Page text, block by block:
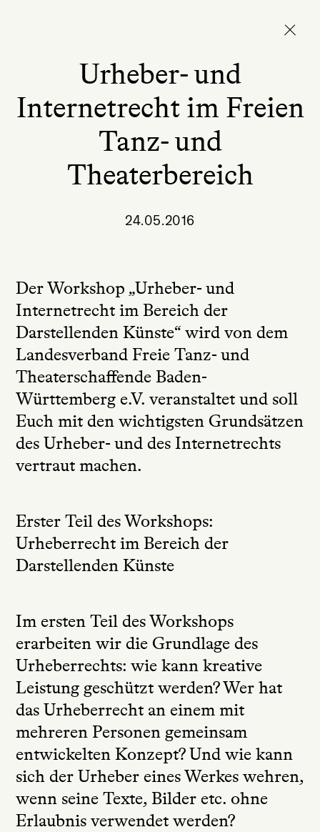
Urheber- und
Internetrecht im Freien
Tanz- und
Theaterbereich
24.05.2016
Der Workshop „Urheber- und
Internetrecht im Bereich der
Darstellenden Künste“ wird von dem
Landesverband Freie Tanz- und
Theaterschaffende Baden-
Württemberg e.V. veranstaltet und soll
Euch mit den wichtigsten Grundsätzen
des Urheber- und des Internetrechts
vertraut machen.
Erster Teil des Workshops:
Urheberrecht im Bereich der
Darstellenden Künste
Im ersten Teil des Workshops
erarbeiten wir die Grundlage des
Urheberrechts: wie kann kreative
Leistung geschützt werden? Wer hat
das Urheberrecht an einem mit
mehreren Personen gemeinsam
entwickelten Konzept? Und wie kann
sich der Urheber eines Werkes wehren,
wenn seine Texte, Bilder etc. ohne
Erlaubnis verwendet werden?